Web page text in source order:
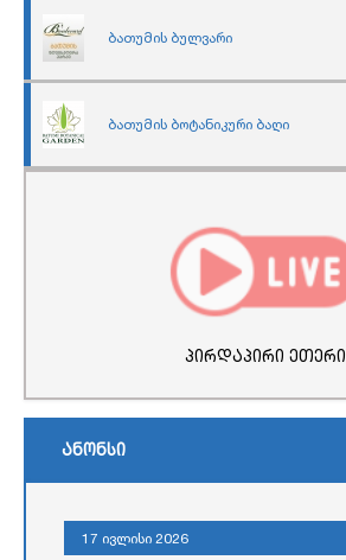
ბათუმის ბულვარი
ბათუმის ბოტანიკური ბაღი
პირდაპირი ეთერი
ანონსი
17 ივლისი 2026